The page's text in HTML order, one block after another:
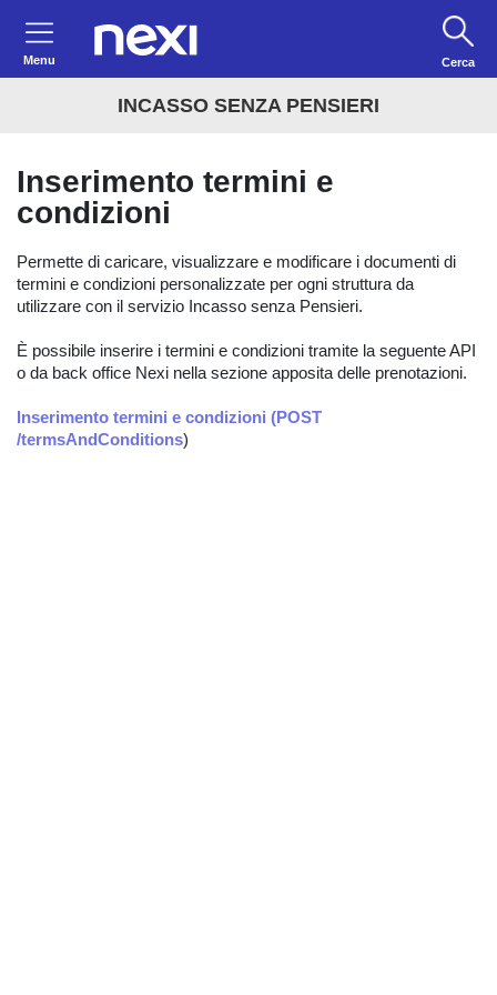
Menu Cerca
INCASSO SENZA PENSIERI
Inserimento termini e
condizioni
Permette di caricare, visualizzare e modificare i documenti di
termini e condizioni personalizzate per ogni struttura da
utilizzare con il servizio Incasso senza Pensieri.
È possibile inserire i termini e condizioni tramite la seguente API
o da back office Nexi nella sezione apposita delle prenotazioni.
Inserimento termini e condizioni (POST
/termsAndConditions)